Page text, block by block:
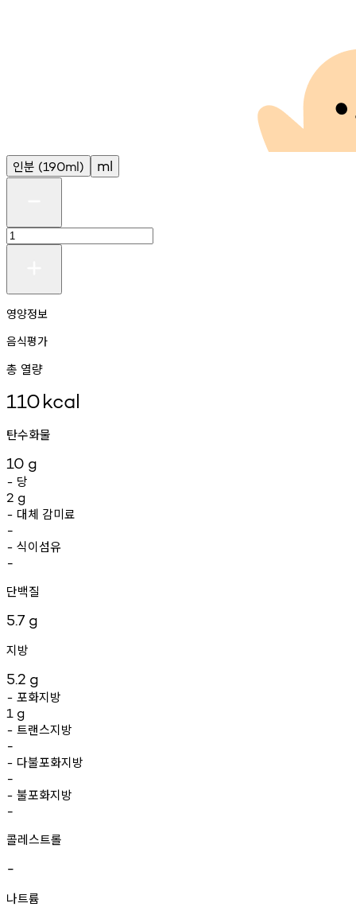
인분 (190ml) ml
영양정보
음식평가
총 열량
110kcal
탄수화물
10 g
- 당
2 g
- 대체 감미료
-
- 식이섬유
-
단백질
5.7 g
지방
5.2 g
- 포화지방
1 g
- 트랜스지방
-
- 다불포화지방
-
- 불포화지방
-
콜레스트롤
-
나트륨